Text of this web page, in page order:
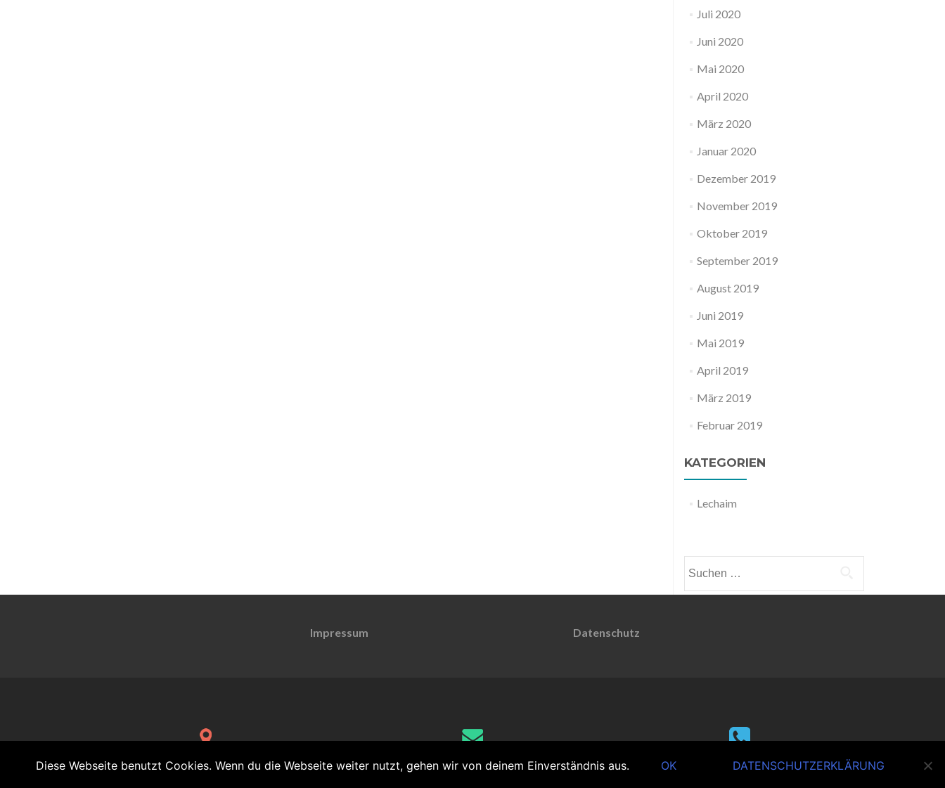
Juli 2020
Juni 2020
Mai 2020
April 2020
März 2020
Januar 2020
Dezember 2019
November 2019
Oktober 2019
September 2019
August 2019
Juni 2019
Mai 2019
April 2019
März 2019
Februar 2019
KATEGORIEN
Lechaim
nach:
Impressum Datenschutz
Gretherstrasse 36 - 79539 Lörrach Schreib uns +49 (0) 7621 - 510 45 11
Diese Webseite benutzt Cookies. Wenn du die Webseite weiter nutzt, gehen wir von deinem Einverständnis aus. OK DATENSCHUTZERKLÄRUNG